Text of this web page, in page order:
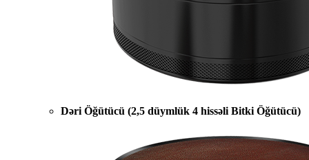
Dəri Öğütücü (2,5 düymlük 4 hissəli Bitki Öğütücü)